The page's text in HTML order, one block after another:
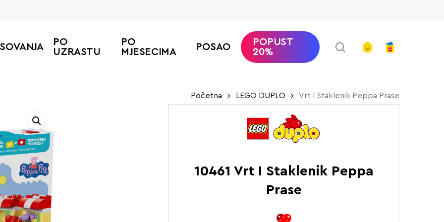
PO
UZRASTU
PO
MJESECIMA
POSAO
POPUST
20%
searchaccount
Početna LEGO DUPLO Vrt I Staklenik Peppa Prase
10461 Vrt I Staklenik Peppa
Prase